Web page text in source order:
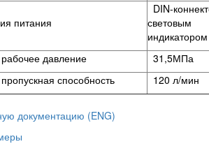
питания
DIN-
световым
индикатором
давление
31,5МПа
способность
120 л/мин
документацию (ENG)